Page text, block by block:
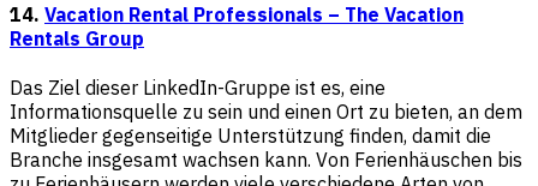
14. Vacation Rental Professionals – The Vacation
Rentals Group
Das Ziel dieser LinkedIn-Gruppe ist es, eine
Informationsquelle zu sein und einen Ort zu bieten, an dem
Mitglieder gegenseitige Unterstützung finden, damit die
Branche insgesamt wachsen kann. Von Ferienhäuschen bis